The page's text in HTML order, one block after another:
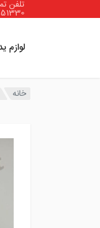
تلفن
لوازم
خانه